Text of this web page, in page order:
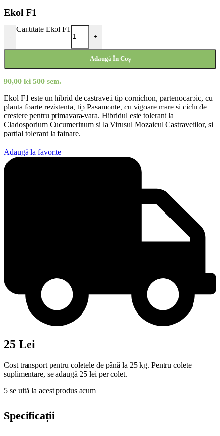
Ekol F1
-
Cantitate Ekol F1
+
Adaugă În Coș
90,00 lei 500 sem.
Ekol F1 este un hibrid de castraveti tip cornichon, partenocarpic, cu
planta foarte rezistenta, tip Pasamonte, cu vigoare mare si ciclu de
crestere pentru primavara-vara. Hibridul este tolerant la
Cladosporium Cucumerinum si la Virusul Mozaicul Castravetilor, si
partial tolerant la fainare.
Adaugă la favorite
25 Lei
Cost transport pentru coletele de până la 25 kg. Pentru colete
suplimentare, se adaugă 25 lei per colet.
5 se uită la acest produs acum
Specificații